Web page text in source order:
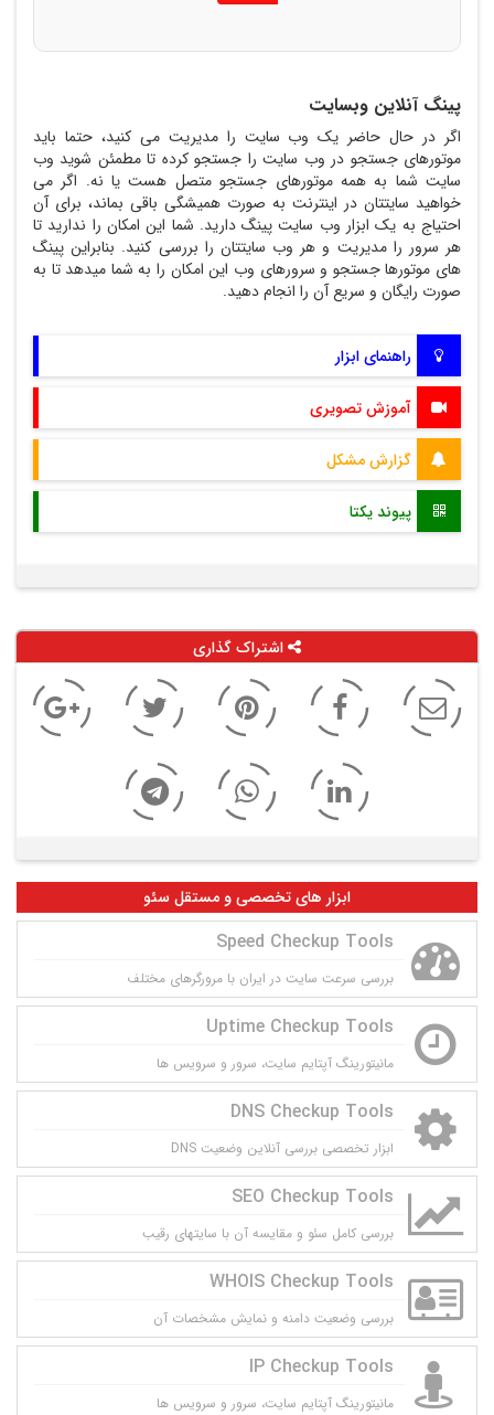
پینگ آنلاین وبسایت
اگر در حال حاضر یک وب سایت را مدیریت می کنید، حتما باید
موتورهای جستجو در وب سایت را جستجو کرده تا مطمئن شوید وب
سایت شما به همه موتورهای جستجو متصل هست یا نه. اگر می
خواهید سایتتان در اینترنت به صورت همیشگی باقی بماند، برای آن
احتیاج به یک ابزار وب سایت پینگ دارید. شما این امکان را ندارید تا
هر سرور را مدیریت و هر وب سایتتان را بررسی کنید. بنابراین پینگ
های موتورها جستجو و سرورهای وب این امکان را به شما میدهد تا به
صورت رایگان و سریع آن را انجام دهید.
راهنمای ابزار
آموزش تصویری
گزارش مشکل
پیوند یکتا
اشتراک گذاری
ابزار های تخصصی و مستقل سئو
Speed Checkup Tools
بررسی سرعت سایت در ایران با مرورگرهای مختلف
Uptime Checkup Tools
مانيتورينگ آپتايم سايت، سرور و سرويس ها
DNS Checkup Tools
ابزار تخصصی بررسی آنلاین وضعیت DNS
SEO Checkup Tools
بررسی کامل سئو و مقایسه آن با سایتهای رقیب
WHOIS Checkup Tools
بررسی وضعیت دامنه و نمایش مشخصات آن
IP Checkup Tools
مانيتورينگ آپتايم سايت، سرور و سرويس ها